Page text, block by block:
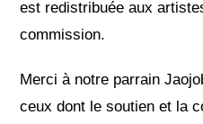
est redistribuée aux
commission.
Merci à notre parrain
ceux dont le soutien et la